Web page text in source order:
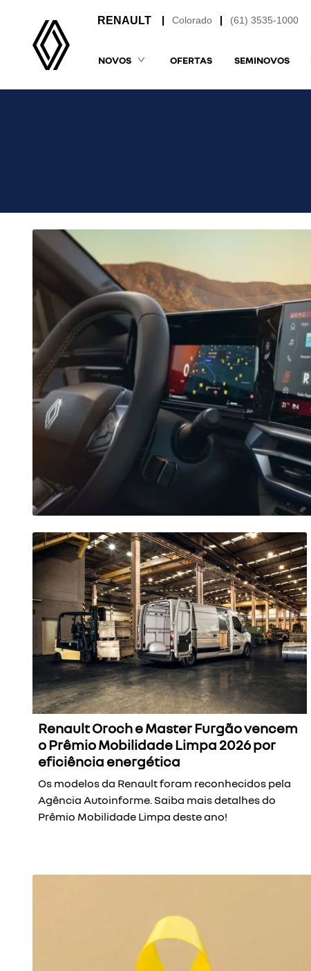
(61) 3535-1000
Colorado
NOVOS OFERTAS SEMINOVOS
Renault Oroch e Master Furgão vencem
o Prêmio Mobilidade Limpa 2026 por
eficiência energética
Os modelos da Renault foram reconhecidos pela
Agência Autoinforme. Saiba mais detalhes do
Prêmio Mobilidade Limpa deste ano!